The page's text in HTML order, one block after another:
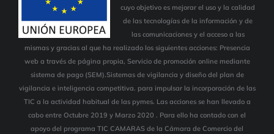
cuyo objetivo es mejorar el uso y la calidad
de las tecnologías de la información y de
las comunicaciones y el acceso a las
mismas y gracias al que ha realizado los siguientes acciones: Presencia
web a través de página propia, Servicio de promoción online mediante
sistema de pago (SEM).Sistemas de vigilancia y diseño del plan de
vigilancia e inteligencia competitiva. para impulsar la incorporación de las
TIC a la actividad habitual de las pymes. Las acciones se han llevado a
cabo entre Octubre 2019 y Marzo 2020 . Para ello ha contado con el
apoyo del programa TIC CAMARAS de la Cámara de Comercio del